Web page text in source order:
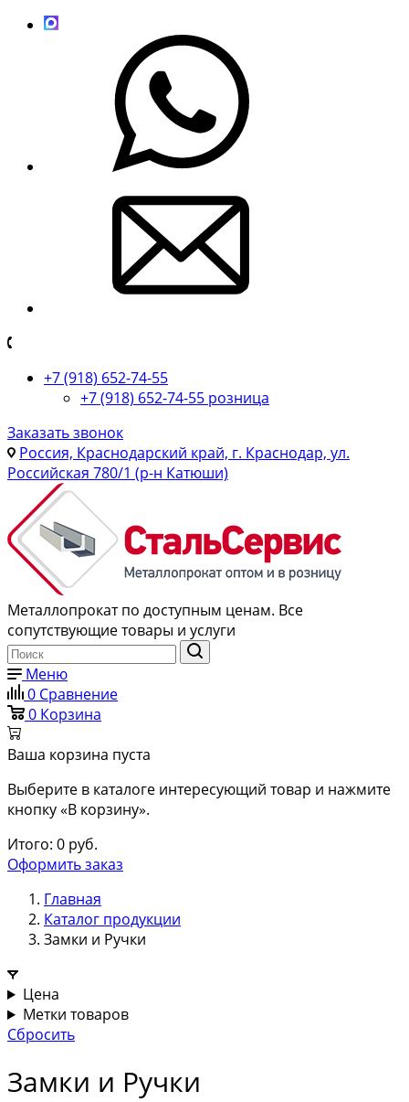
+7 (918) 652-74-55
+7 (918) 652-74-55 розница
Заказать звонок
Россия, Краснодарский край, г. Краснодар, ул.
Российская 780/1 (р-н Катюши)
Металлопрокат по доступным ценам. Все
сопутствующие товары и услуги
Меню
0 Сравнение
0 Корзина
Ваша корзина пуста
Выберите в каталоге интересующий товар и нажмите
кнопку «В корзину».
Итого: 0 руб.
Оформить заказ
Главная
Каталог продукции
Замки и Ручки
Цена
Метки товаров
Сбросить
Замки и Ручки